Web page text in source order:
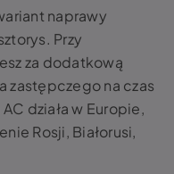
naprawy
Przy
za dodatkową
zastępczego na czas
działa w Europie,
Rosji, Białorusi,